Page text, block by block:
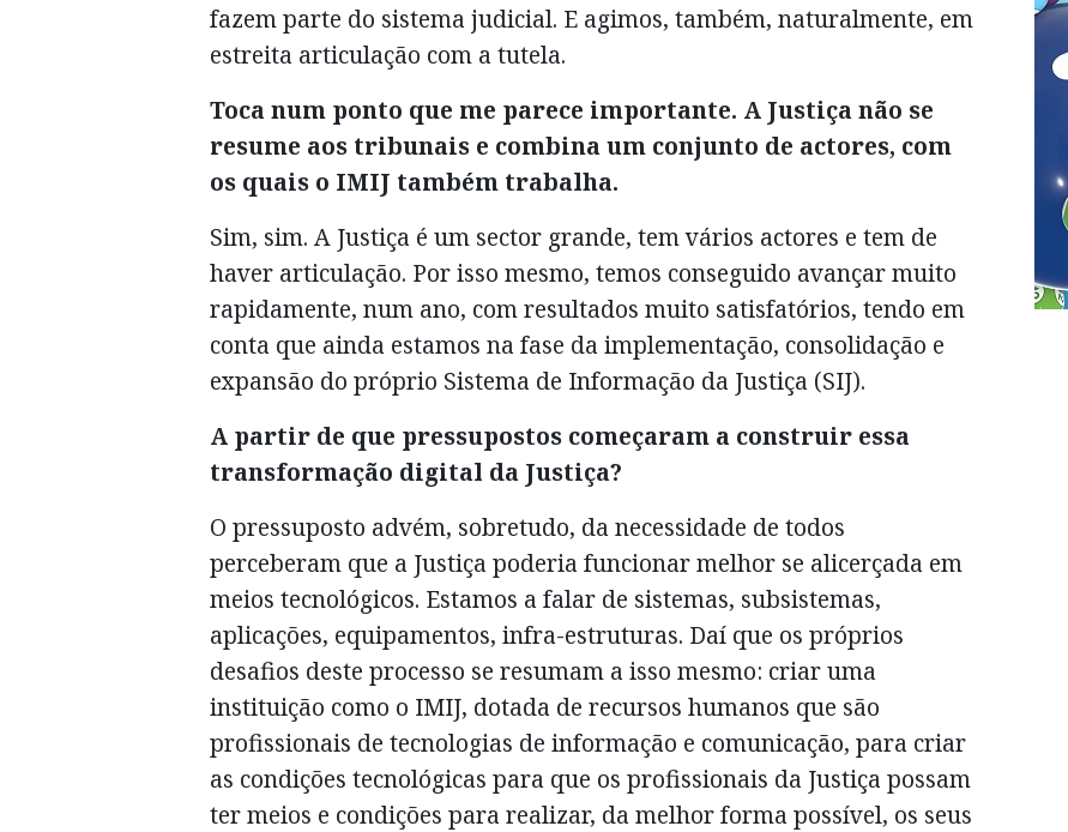
fazem parte do sistema judicial. E agimos, também, naturalmente, em
estreita articulação com a tutela.
Toca num ponto que me parece importante. A Justiça não se
resume aos tribunais e combina um conjunto de actores, com
os quais o IMIJ também trabalha.
Sim, sim. A Justiça é um sector grande, tem vários actores e tem de
haver articulação. Por isso mesmo, temos conseguido avançar muito
rapidamente, num ano, com resultados muito satisfatórios, tendo em
conta que ainda estamos na fase da implementação, consolidação e
expansão do próprio Sistema de Informação da Justiça (SIJ).
A partir de que pressupostos começaram a construir essa
transformação digital da Justiça?
O pressuposto advém, sobretudo, da necessidade de todos
perceberam que a Justiça poderia funcionar melhor se alicerçada em
meios tecnológicos. Estamos a falar de sistemas, subsistemas,
aplicações, equipamentos, infra-estruturas. Daí que os próprios
desafios deste processo se resumam a isso mesmo: criar uma
instituição como o IMIJ, dotada de recursos humanos que são
profissionais de tecnologias de informação e comunicação, para criar
as condições tecnológicas para que os profissionais da Justiça possam
ter meios e condições para realizar, da melhor forma possível, os seus